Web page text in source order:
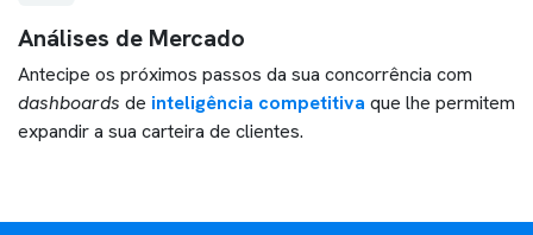
Análises de Mercado
Antecipe os próximos passos da sua concorrência com
dashboards de inteligência competitiva que lhe permitem
expandir a sua carteira de clientes.